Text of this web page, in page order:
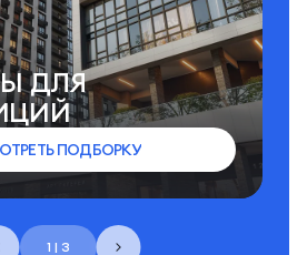
1 | 3
ДЛЯ
ПОДБОРКУ